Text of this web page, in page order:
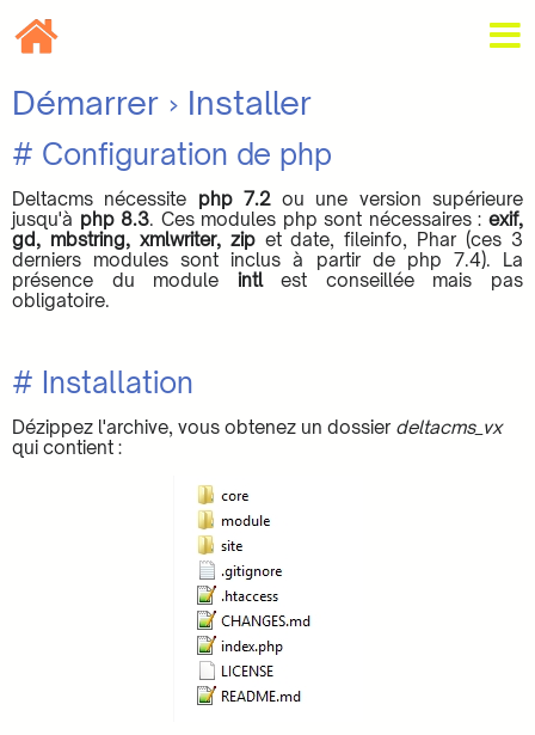
Démarrer › Installer
# Configuration de php
Deltacms nécessite php 7.2ou une version supérieure
jusqu'à php 8.3. Ces modules php sont nécessaires :exif,
gd, mbstring, xmlwriter, zipet date, fileinfo, Phar (ces 3
derniers modules sont inclus à partir de php 7.4). La
présence du module intlest conseillée mais pas
obligatoire.
# Installation
Dézippez l'archive, vous obtenez un dossier deltacms_vx
qui contient :